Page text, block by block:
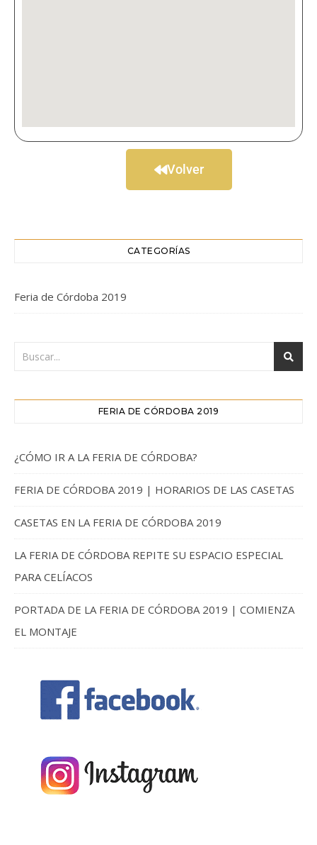
Volver
CATEGORÍAS
Feria de Córdoba 2019
FERIA DE CÓRDOBA 2019
¿CÓMO IR A LA FERIA DE CÓRDOBA?
FERIA DE CÓRDOBA 2019 | HORARIOS DE LAS CASETAS
CASETAS EN LA FERIA DE CÓRDOBA 2019
LA FERIA DE CÓRDOBA REPITE SU ESPACIO ESPECIAL
PARA CELÍACOS
PORTADA DE LA FERIA DE CÓRDOBA 2019 | COMIENZA
EL MONTAJE